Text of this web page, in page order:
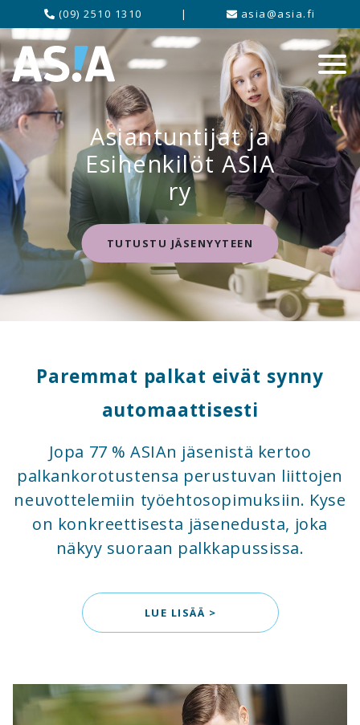
(09) 2510 1310 | asia@asia.fi
Asiantuntijat ja
Esihenkilöt ASIA
ry
TUTUSTU JÄSENYYTEEN
Paremmat palkat eivät synny
automaattisesti
Jopa 77 % ASIAn jäsenistä kertoo
palkankorotustensa perustuvan liittojen
neuvottelemiin työehtosopimuksiin. Kyse
on konkreettisesta jäsenedusta, joka
näkyy suoraan palkkapussissa.
LUE LISÄÄ >